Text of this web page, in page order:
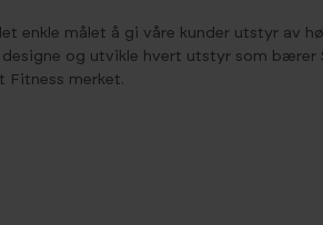
målet å gi våre kunder utstyr av
og utvikle hvert utstyr som
Fitness merket.